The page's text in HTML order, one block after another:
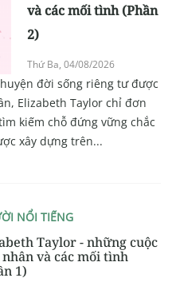
và các mối tình (Phần
2)
Thứ Ba, 04/08/2026
đời sống riêng tư được
Elizabeth Taylor chỉ đơn
kiếm chỗ đứng vững chắc
xây dựng trên...
NỔI TIẾNG
Taylor - những cuộc
và các mối tình
1)